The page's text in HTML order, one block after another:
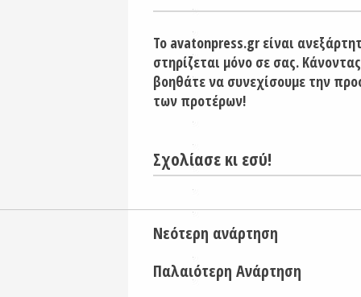
Το avatonpress.gr είναι
στηρίζεται μόνο σε σας.
βοηθάτε να συνεχίσουμε την
των προτέρων!
Σχολίασε κι εσύ!
Νεότερη ανάρτηση
Παλαιότερη Ανάρτηση